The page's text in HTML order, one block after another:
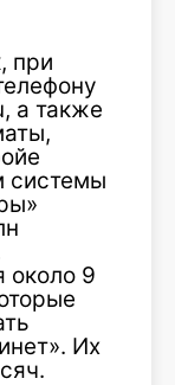
при
а также
системы
около 9
Их